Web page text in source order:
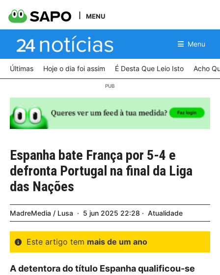
MENU
Menu
Últimas Hoje o dia foi assim É Desta Que Leio Isto Acho
Espanha bate França por 5-4 e
defronta Portugal na final da Liga
das Nações
MadreMedia / Lusa 5 jun 2025 22:28 Atualidade
Este artigo tem mais de um ano
A detentora do título Espanha qualificou-se